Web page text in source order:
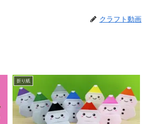
クラフト動画
折り紙